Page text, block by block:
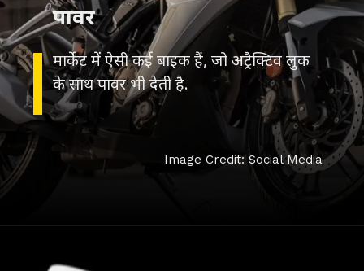
मार्केट में ऐसी कई बाइक हैं, जो अट्रैक्टिव लुक
के साथ पावर भी देती है.
पावर
Image Credit: Social Media